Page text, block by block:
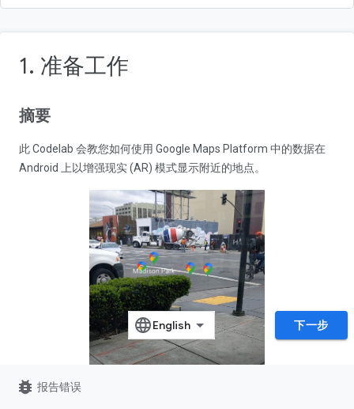
1. 准备工作
摘要
此 Codelab 会教您如何使用 Google Maps Platform 中的数据在
Android 上以增强现实 (AR) 模式显示附近的地点。
下一步
bug_report 报告错误